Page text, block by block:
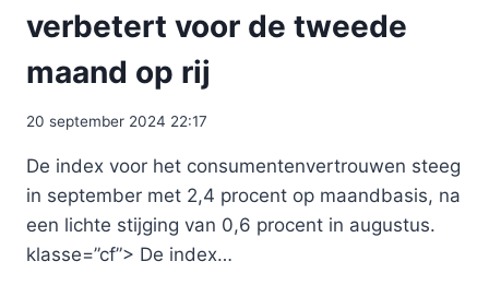
verbetert voor de tweede
maand op rij
20 september 2024 22:17
De index voor het consumentenvertrouwen steeg
in september met 2,4 procent op maandbasis, na
een lichte stijging van 0,6 procent in augustus.
klasse=”cf”> De index…